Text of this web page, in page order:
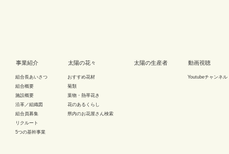
事業紹介
組合長あいさつ
組合概要
施設概要
沿革／組織図
組合員募集
リクルート
5つの基幹事業
太陽の花々
おすすめ花材
菊類
葉物・熱帯花き
花のあるくらし
県内のお花屋さん検索
太陽の生産者 動画視聴
Youtubeチャンネル